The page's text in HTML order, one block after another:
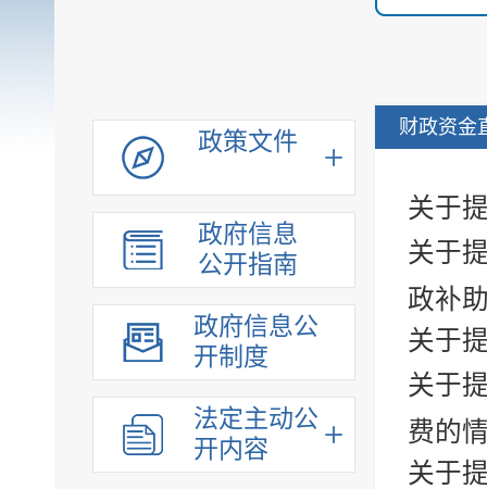
政策文件
政府信息
公开指南
政府信息公
开制度
法定主动公
开内容
财政资金
关于
关于
政补
关于
关于
费的
关于